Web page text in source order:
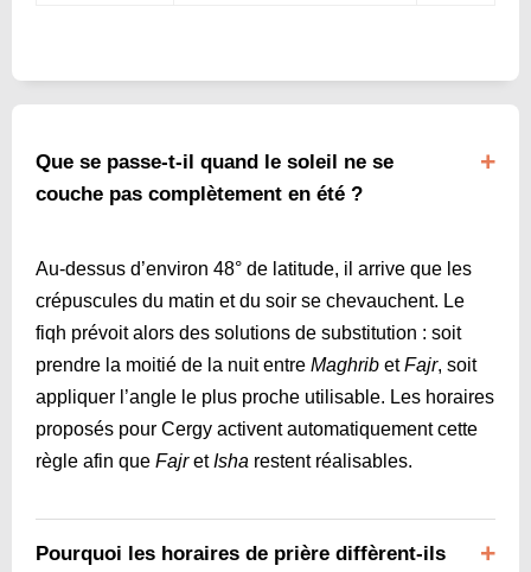
Que se passe-t-il quand le soleil ne se
couche pas complètement en été ?
Au-dessus d’environ 48° de latitude, il arrive que les
crépuscules du matin et du soir se chevauchent. Le
fiqh prévoit alors des solutions de substitution : soit
prendre la moitié de la nuit entre Maghrib etFajr, soit
appliquer l’angle le plus proche utilisable. Les horaires
proposés pour Cergy activent automatiquement cette
règle afin que FajretIsha restent réalisables.
Pourquoi les horaires de prière diffèrent-ils